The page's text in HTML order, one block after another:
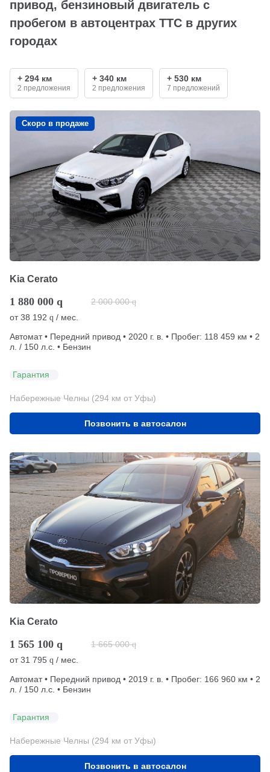
привод, бензиновый двигатель с
пробегом в автоцентрах ТТС в других
городах
+ 294 км
2 предложения
+ 340 км
2 предложения
+ 530 км
7 предложений
Скоро в продаже
Kia Cerato
1 880 000 q 2 000 000 q
от38 192 q / мес.
Автомат • Передний привод • 2020 г. в. • Пробег: 118 459 км • 2
л. / 150 л.с. • Бензин
Гарантия
Набережные Челны (294 км от Уфы)
Позвонить в автосалон
Kia Cerato
1 565 100 q 1 665 000 q
от31 795 q / мес.
Автомат • Передний привод • 2019 г. в. • Пробег: 166 960 км • 2
л. / 150 л.с. • Бензин
Гарантия
Набережные Челны (294 км от Уфы)
Позвонить в автосалон